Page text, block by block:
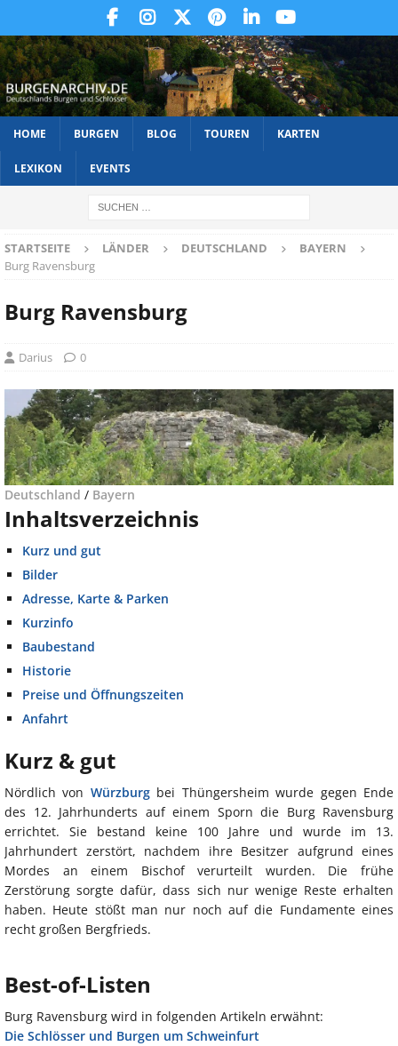
HOME BURGEN BLOG TOUREN KARTEN
LEXIKON EVENTS
STARTSEITE LÄNDER DEUTSCHLAND
BAYERN
Burg Ravensburg
Burg Ravensburg
Darius 0
Deutschland / Bayern
Inhaltsverzeichnis
Kurz und gut
Bilder
Adresse, Karte & Parken
Kurzinfo
Baubestand
Historie
Preise und Öffnungszeiten
Anfahrt
Kurz & gut
Nördlich von Würzburgbei Thüngersheim wurde gegen Ende
des 12. Jahrhunderts auf einem Sporn die Burg Ravensburg
errichtet. Sie bestand keine 100 Jahre und wurde im 13.
Jahrhundert zerstört, nachdem ihre Besitzer aufgrund eines
Mordes an einem Bischof verurteilt wurden. Die frühe
Zerstörung sorgte dafür, dass sich nur wenige Reste erhalten
haben. Heute stößt man nur noch auf die Fundamente eines
recht großen Bergfrieds.
Best-of-Listen
Burg Ravensburg wird in folgenden Artikeln erwähnt:
Die Schlösser und Burgen um Schweinfurt